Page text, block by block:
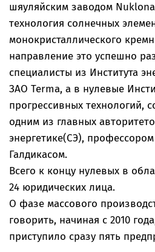
шяуляйским заводом
технология солнечных
монокристаллического
направление это успешно
специалисты из Института
ЗАО Terma, а в нулевые
прогрессивных технологий,
одним из главных
энергетике(СЭ),
Галдикасом.
Всего к концу нулевых в
24 юридических лица.
О фазе массового
говорить, начиная с 2010
приступило сразу пять